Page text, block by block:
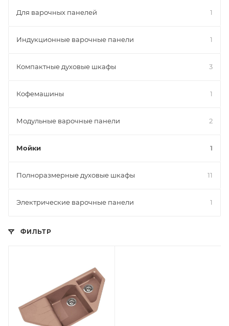
Для варочных панелей 1
Индукционные варочные панели 1
Компактные духовые шкафы 3
Кофемашины 1
Модульные варочные панели 2
Мойки 1
Полноразмерные духовые шкафы 11
Электрические варочные панели 1
ФИЛЬТР